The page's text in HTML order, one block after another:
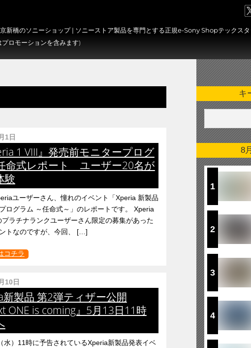
新橋のソニーショップ | ソニーストア製品を専門とする正規e-Sony Shopテックスタ
ロモーションを含みます)
1日
1 VIII』発売前モニタープログ
命式レポート ユーザー20名が
験
ユーザーさん、憧れのイベント「Xperia 新製品
ログラム ～任命式～」のレポートです。 Xperia
ラチナランクユーザーさん限定の募集があった
トなのですが、今回、 […]
コチラ
10日
新製品 第2弾ティザー公開
ONE is coming』5月13日11時
水）11時に予告されているXperia新製品発表イベ
キ
8
1
2
3
4